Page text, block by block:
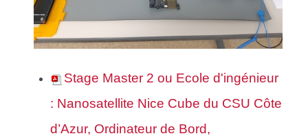
Stage Master 2 ou Ecole d'ingénieur
: Nanosatellite Nice Cube du CSU Côte
d’Azur, Ordinateur de Bord,